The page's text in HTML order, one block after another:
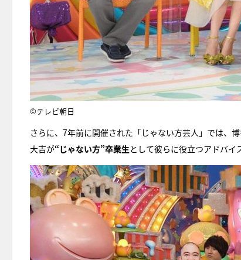
©テレビ朝日
さらに、7年前に開催された「じゃない方芸人」では、
大吉が“じゃない方”卒業生として彼らに役立つアドバイ